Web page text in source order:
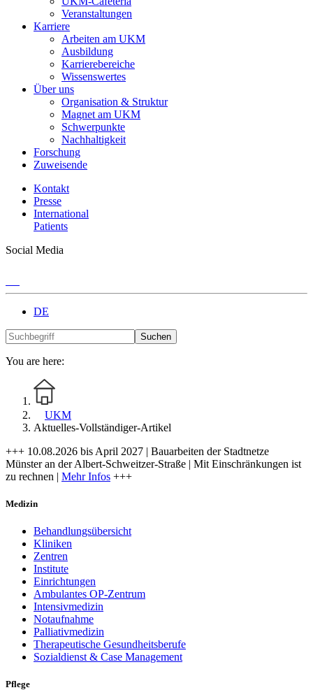
Veranstaltungen
Karriere
Arbeiten am UKM
Ausbildung
Karrierebereiche
Wissenswertes
Über uns
Organisation & Struktur
Magnet am UKM
Schwerpunkte
Nachhaltigkeit
Forschung
Zuweisende
Kontakt
Presse
International
Patients
Social Media
DE
Suchen
You are here:
UKM
Aktuelles-Vollständiger-Artikel
+++ 10.08.2026 bis April 2027 | Bauarbeiten der Stadtnetze
Münster an der Albert-Schweitzer-Straße | Mit Einschränkungen ist
zu rechnen | Mehr Infos +++
Medizin
Behandlungsübersicht
Kliniken
Zentren
Institute
Einrichtungen
Ambulantes OP-Zentrum
Intensivmedizin
Notaufnahme
Palliativmedizin
Therapeutische Gesundheitsberufe
Sozialdienst & Case Management
Pflege